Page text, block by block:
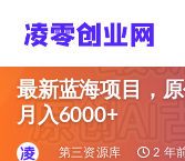
最新蓝海项目，
月入6000+
第三资源库 2 年